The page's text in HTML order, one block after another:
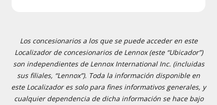
Los concesionarios a los que se puede acceder en este
Localizador de concesionarios de Lennox (este “Ubicador”)
son independientes de Lennox International Inc. (incluidas
sus filiales, “Lennox”). Toda la información disponible en
este Localizador es solo para fines informativos generales, y
cualquier dependencia de dicha información se hace bajo